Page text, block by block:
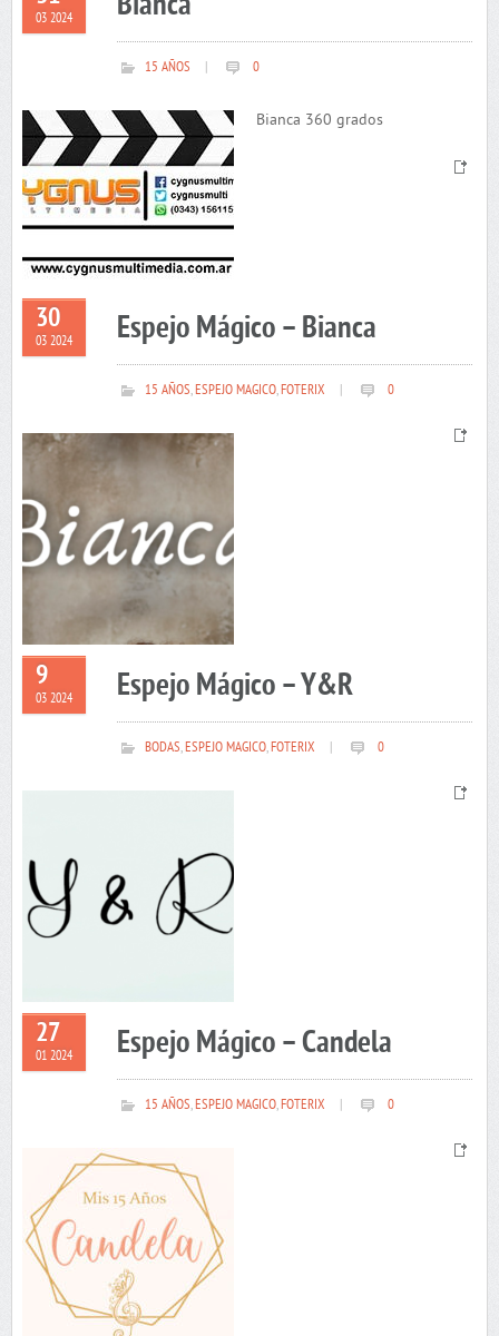
03 2024
15 AÑOS 0
Bianca 360 grados
30
03 2024 Espejo Mágico – Bianca
15 AÑOS,ESPEJO MAGICO,FOTERIX 0
9
03 2024 Espejo Mágico – Y&R
BODAS,ESPEJO MAGICO,FOTERIX 0
27
01 2024 Espejo Mágico – Candela
15 AÑOS,ESPEJO MAGICO,FOTERIX 0